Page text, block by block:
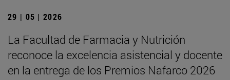
29 | 05 | 2026
La Facultad de Farmacia y Nutrición
reconoce la excelencia asistencial y docente
en la entrega de los Premios Nafarco 2026